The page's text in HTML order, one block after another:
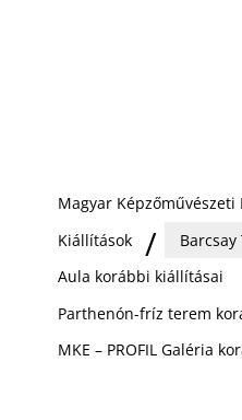
Magyar Képzőművészeti
Kiállítások
Aula korábbi kiállításai
Parthenón-fríz terem
MKE – PROFIL Galéria